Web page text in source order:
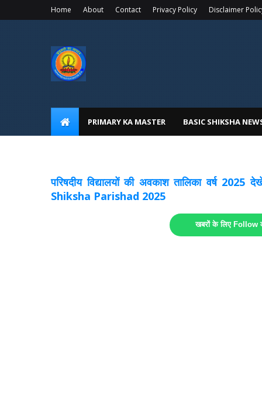
Home About Contact Privacy Policy Disclaimer
PRIMARY KA MASTER BASIC SHIKSHA
परिषदीय विद्यालयों की अवकाश तालिका वर्ष
Shiksha Parishad 2025
खबरों के लिए